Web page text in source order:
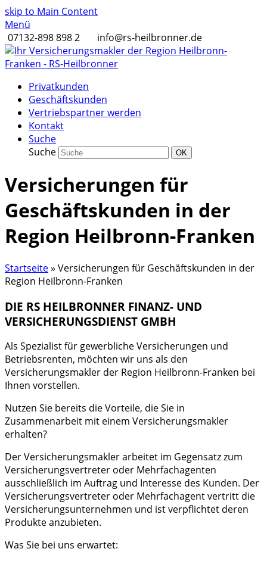
skip to Main Content
Menü
07132-898 898 2
info@rs-heilbronner.de
Privatkunden
Geschäftskunden
Vertriebspartner werden
Kontakt
Suche
Suche
OK
Versicherungen für
Geschäftskunden in der
Region Heilbronn-Franken
Startseite» Versicherungen für Geschäftskunden in der
Region Heilbronn-Franken
DIE RS HEILBRONNER FINANZ- UND
VERSICHERUNGSDIENST GMBH
Als Spezialist für gewerbliche Versicherungen und
Betriebsrenten, möchten wir uns als den
Versicherungsmakler der Region Heilbronn-Franken bei
Ihnen vorstellen.
Nutzen Sie bereits die Vorteile, die Sie in
Zusammenarbeit mit einem Versicherungsmakler
erhalten?
Der Versicherungsmakler arbeitet im Gegensatz zum
Versicherungsvertreter oder Mehrfachagenten
ausschließlich im Auftrag und Interesse des Kunden. Der
Versicherungsvertreter oder Mehrfachagent vertritt die
Versicherungsunternehmen und ist verpflichtet deren
Produkte anzubieten.
Was Sie bei uns erwartet: